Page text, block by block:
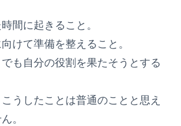
間に起きること。
けて準備を整えること。
でも自分の役割を果たそうとする
うしたことは普通のことと思え
。